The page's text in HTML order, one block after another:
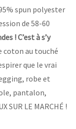
spun polyester
de 58-60
! C’est à s’y
coton au touché
que le vrai
robe et
pantalon,
SUR LE MARCHÉ !